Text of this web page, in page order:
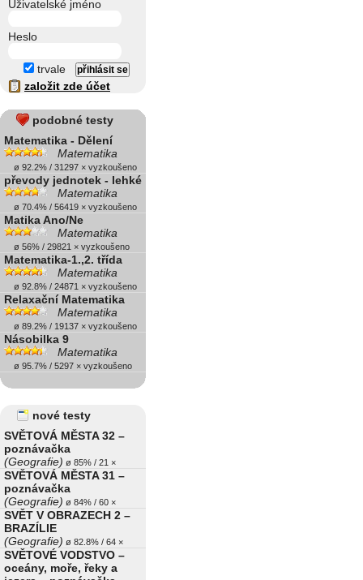
Uživatelské jméno
Heslo
trvale
založit zde účet
podobné testy
Matematika - Dělení
Matematika
ø 92.2% / 31297 × vyzkoušeno
převody jednotek - lehké
Matematika
ø 70.4% / 56419 × vyzkoušeno
Matika Ano/Ne
Matematika
ø 56% / 29821 × vyzkoušeno
Matematika-1.,2. třída
Matematika
ø 92.8% / 24871 × vyzkoušeno
Relaxační Matematika
Matematika
ø 89.2% / 19137 × vyzkoušeno
Násobilka 9
Matematika
ø 95.7% / 5297 × vyzkoušeno
nové testy
SVĚTOVÁ MĚSTA 32 –
poznávačka
(Geografie) ø 85% / 21 ×
SVĚTOVÁ MĚSTA 31 –
poznávačka
(Geografie) ø 84% / 60 ×
SVĚT V OBRAZECH 2 –
BRAZÍLIE
(Geografie) ø 82.8% / 64 ×
SVĚTOVÉ VODSTVO –
oceány, moře, řeky a